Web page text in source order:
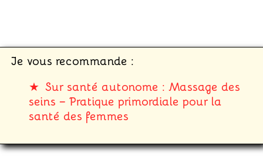
Sur santé autonome : Massage des
seins – Pratique primordiale pour la
santé des femmes